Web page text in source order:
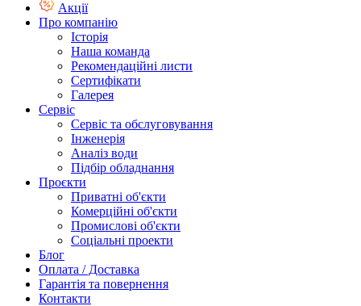
Акції
Про компанію
Історія
Наша команда
Рекомендаційні листи
Сертифікати
Галерея
Сервіс
Сервіс та обслуговування
Інженерія
Аналіз води
Підбір обладнання
Проєкти
Приватні об'єкти
Комерційні об'єкти
Промислові об'єкти
Соціальні проекти
Блог
Оплата / Доставка
Гарантія та повернення
Контакти